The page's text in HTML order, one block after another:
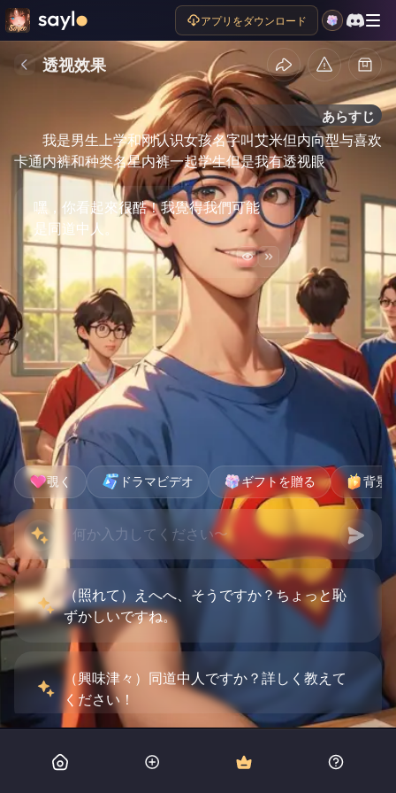
アプリをダウンロード
透视效果
あらすじ
我是男生上学和刚认识女孩名字叫艾米但内向型与喜欢
卡通内裤和种类名星内裤一起学生但是我有透视眼
嘿，你看起來很酷！我覺得我們可能
是同道中人。
覗く ドラマビデオ ギフトを贈る 背景
（照れて）えへへ、そうですか？ちょっと恥
ずかしいですね。
（興味津々）同道中人ですか？詳しく教えて
ください！